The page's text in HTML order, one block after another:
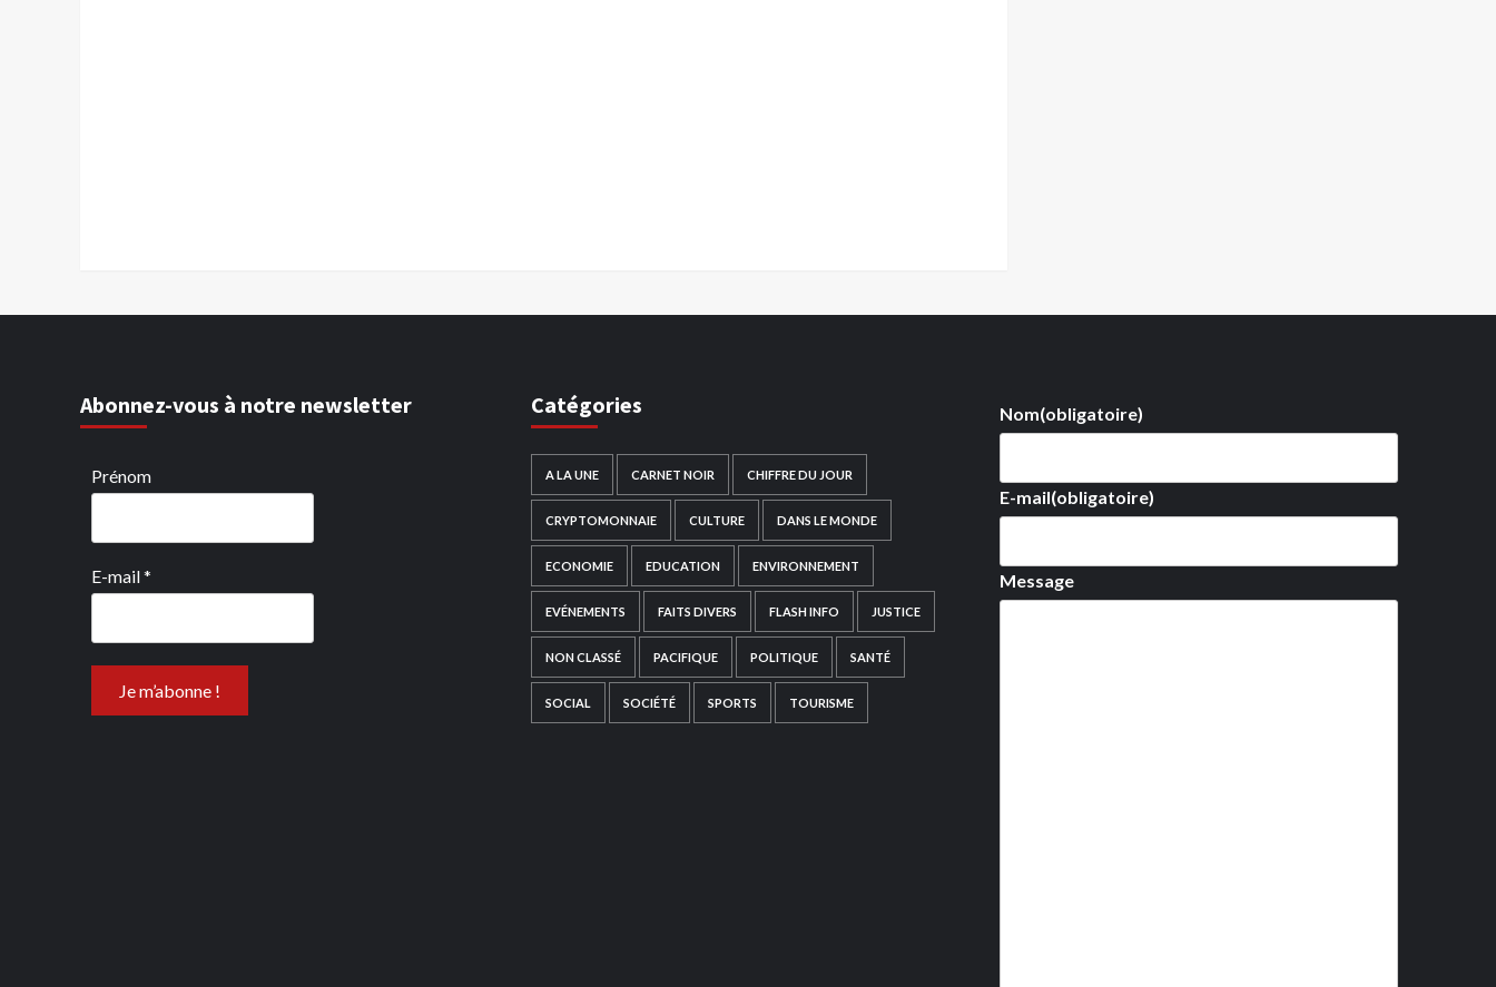
Abonnez-vous à notre newsletter
Prénom
E-mail*
Catégories
A LA UNE CARNET NOIR CHIFFRE DU JOUR
CRYPTOMONNAIE CULTURE DANS LE MONDE
ECONOMIE EDUCATION ENVIRONNEMENT
EVÉNEMENTS FAITS DIVERS FLASH INFO JUSTICE
NON CLASSÉ PACIFIQUE POLITIQUE SANTÉ
SOCIAL SOCIÉTÉ SPORTS TOURISME
Nom(obligatoire)
E-mail(obligatoire)
Message